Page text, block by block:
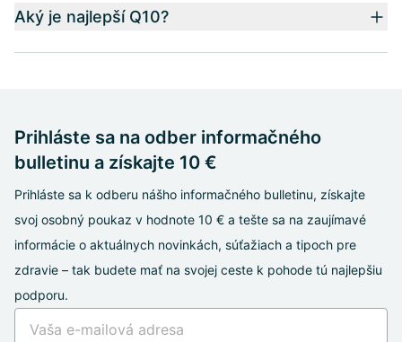
Aký je najlepší Q10?
Prihláste sa na odber informačného
bulletinu a získajte 10 €
Prihláste sa k odberu nášho informačného bulletinu, získajte
svoj osobný poukaz v hodnote 10 € a tešte sa na zaujímavé
informácie o aktuálnych novinkách, súťažiach a tipoch pre
zdravie – tak budete mať na svojej ceste k pohode tú najlepšiu
podporu.